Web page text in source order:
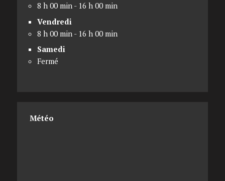
8 h 00 min - 16 h 00 min
Vendredi
8 h 00 min - 16 h 00 min
Samedi
Fermé
Météo